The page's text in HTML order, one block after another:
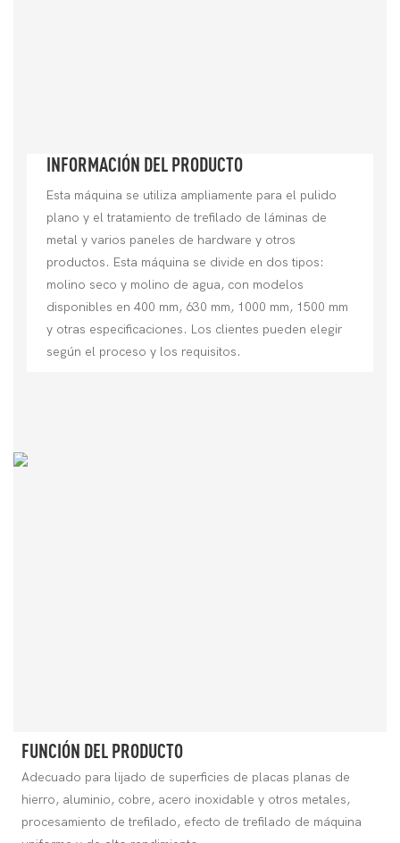
INFORMACIÓN DEL PRODUCTO
Esta máquina se utiliza ampliamente para el pulido
plano y el tratamiento de trefilado de láminas de
metal y varios paneles de hardware y otros
productos. Esta máquina se divide en dos tipos:
molino seco y molino de agua, con modelos
disponibles en 400 mm, 630 mm, 1000 mm, 1500 mm
y otras especificaciones. Los clientes pueden elegir
según el proceso y los requisitos.
FUNCIÓN DEL PRODUCTO
Adecuado para lijado de superficies de placas planas de
hierro, aluminio, cobre, acero inoxidable y otros metales,
procesamiento de trefilado, efecto de trefilado de máquina